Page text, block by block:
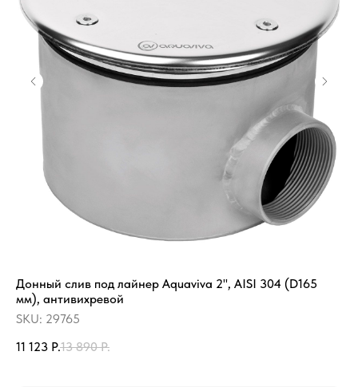
Донный слив под лайнер Aquaviva 2'', AISI 304 (D165
мм), антивихревой
SKU: 29765
11 123 Р.13 890 Р.